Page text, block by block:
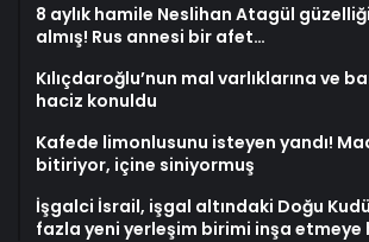
8 aylık hamile Neslihan Atagül
almış! Rus annesi bir afet…
Kılıçdaroğlu’nun mal varlıklarına ve
haciz konuldu
Kafede limonlusunu isteyen yandı!
bitiriyor, içine siniyormuş
İşgalci İsrail, işgal altındaki Doğu
fazla yeni yerleşim birimi inşa etmeye